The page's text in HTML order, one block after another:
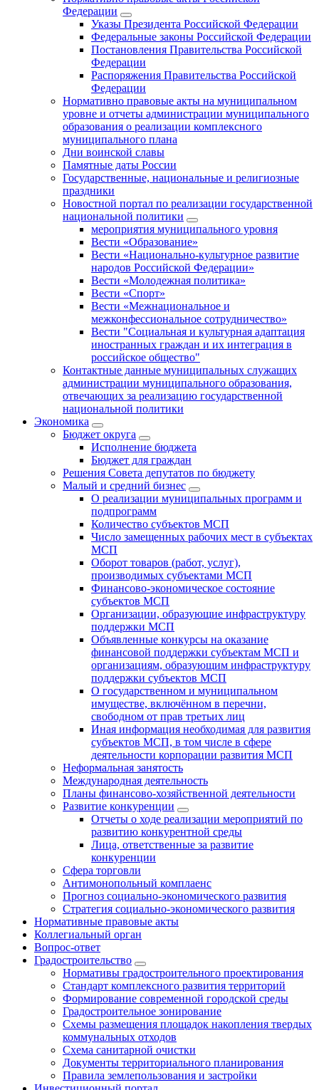
Федерации
Указы Президента Российской Федерации
Федеральные законы Российской Федерации
Постановления Правительства Российской
Федерации
Распоряжения Правительства Российской
Федерации
Нормативно правовые акты на муниципальном
уровне и отчеты администрации муниципального
образования о реализации комплексного
муниципального плана
Дни воинской славы
Памятные даты России
Государственные, национальные и религиозные
праздники
Новостной портал по реализации государственной
национальной политики
мероприятия муниципального уровня
Вести «Образование»
Вести «Национально-культурное развитие
народов Российской Федерации»
Вести «Молодежная политика»
Вести «Спорт»
Вести «Межнациональное и
межконфессиональное сотрудничество»
Вести "Социальная и культурная адаптация
иностранных граждан и их интеграция в
российское общество"
Контактные данные муниципальных служащих
администрации муниципального образования,
отвечающих за реализацию государственной
национальной политики
Экономика
Бюджет округa
Исполнение бюджета
Бюджет для граждан
Решения Совета депутатов по бюджету
Малый и средний бизнес
О реализации муниципальных программ и
подпрограмм
Количество субъектов МСП
Число замещенных рабочих мест в субъектах
МСП
Оборот товаров (работ, услуг),
производимых субъектами МСП
Финансово-экономическое состояние
субъектов МСП
Организации, образующие инфраструктуру
поддержки МСП
Объявленные конкурсы на оказание
финансовой поддержки субъектам МСП и
организациям, образующим инфраструктуру
поддержки субъектов МСП
О государственном и муниципальном
имуществе, включённом в перечни,
свободном от прав третьих лиц
Иная информация необходимая для развития
субъектов МСП, в том числе в сфере
деятельности корпорации развития МСП
Неформальная занятость
Международная деятельность
Планы финансово-хозяйственной деятельности
Развитие конкуренции
Отчеты о ходе реализации мероприятий по
развитию конкурентной среды
Лица, ответственные за развитие
конкуренции
Сфера торговли
Антимонопольный комплаенс
Прогноз социально-экономического развития
Стратегия социально-экономического развития
Нормативные правовые акты
Коллегиальный орган
Вопрос-ответ
Градостроительство
Нормативы градостроительного проектирования
Стандарт комплексного развития территорий
Формирование современной городской среды
Градостроительное зонирование
Схемы размещения площадок накопления твердых
коммунальных отходов
Схема санитарной очистки
Документы территориального планирования
Правила землепользования и застройки